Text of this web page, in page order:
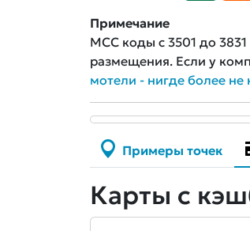
Примечание
MCC коды с 3501 до
размещения. Если у
мотели - нигде более
Примеры точек
Карты с